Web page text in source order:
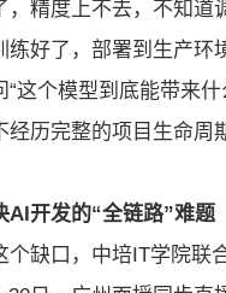
精度上不去，不知道
练好了，部署到生产环
这个模型到底能带来什
经历完整的项目生命周
AI开发的“全链路”难题
个缺口，中培IT学院联